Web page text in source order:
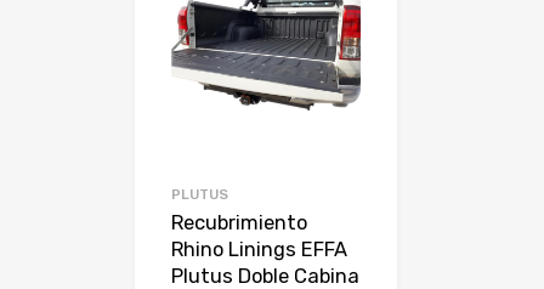
PLUTUS
Recubrimiento
Rhino Linings EFFA
Plutus Doble Cabina